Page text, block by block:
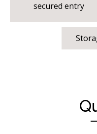
secured entry